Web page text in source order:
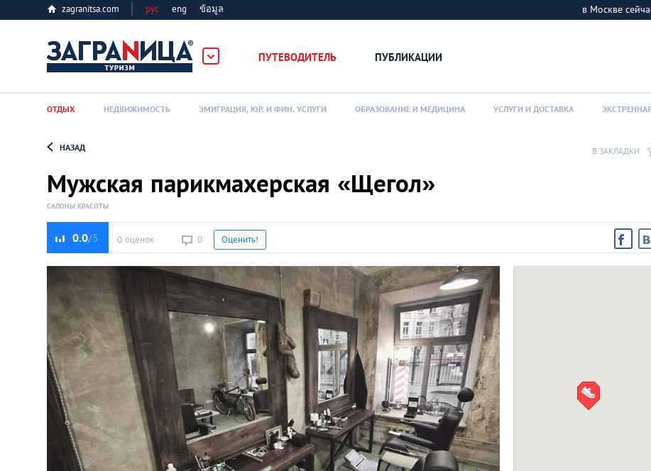
zagranitsa.com рус eng ข้อมูล в Москве
ПУТЕВОДИТЕЛЬ ПУБЛИКАЦИИ
Алматы
Астана
Афины
Киев
Лондон
Loading...
ОТДЫХ НЕДВИЖИМОСТЬ ЭМИГРАЦИЯ, ЮР. И ФИН. УСЛУГИ ОБРАЗОВАНИЕ И МЕДИЦИНА УСЛУГИ И ДОСТАВКА
НАЗАД В ЗАКЛАДКИ
Мужская парикмахерская «Щегол»
САЛОНЫ КРАСОТЫ
0.0 0 оценок 0 Оценить!